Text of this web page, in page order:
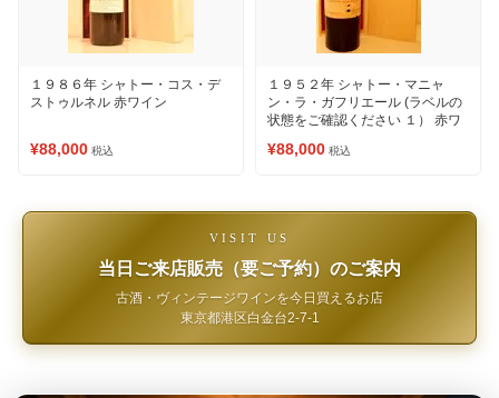
１９８６年 シャトー・コス・デ
ストゥルネル 赤ワイン
¥88,000 税込
１９５２年 シャトー・マニャ
ン・ラ・ガフリエール (ラベルの
状態をご確認ください １） 赤ワ
¥88,000 税込
VISIT US
当日ご来店販売（要ご予約）のご案内
古酒・ヴィンテージワインを今日買えるお店
東京都港区白金台2-7-1